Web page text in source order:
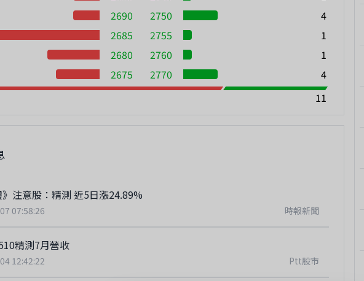
2690
2685
2680
2675
2750
4
2755
1
2760
1
2770
4
11
》注意股：精測 近5日漲24.89%
07:58:26 時報新聞
精測7月營收
12:42:22 Ptt股市